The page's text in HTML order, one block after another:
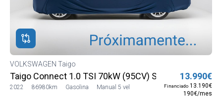
VOLKSWAGEN Taigo
Taigo Connect 1.0 TSI 70kW (95CV) SG5 (CS13MV12)
2022 86980km Gasolina Manual 5 vel
13.990€
Financiado 13.190€
190€/mes